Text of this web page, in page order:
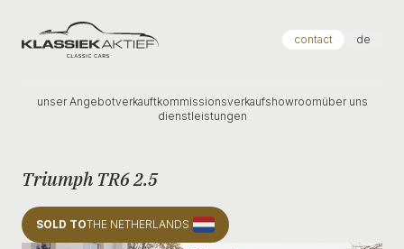
Klassiek Aktief contact de
unser Angebotverkauftkommissionsverkaufshowroomüber uns
dienstleistungen
Triumph TR6 2.5
SOLD TOTHE NETHERLANDS